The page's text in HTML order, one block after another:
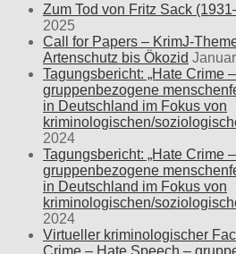
Zum Tod von Fritz Sack
2025
Call for Papers – KrimJ-
Artenschutz bis Ökozid
Tagungsbericht: „Hate Crime
gruppenbezogene
in Deutschland im Fokus von
kriminologischen/
2024
Tagungsbericht: „Hate Crime
gruppenbezogene
in Deutschland im Fokus von
kriminologischen/
2024
Virtueller kriminologischer
Crime – Hate Speech –